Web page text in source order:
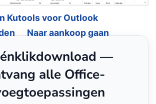
Kutools voor Outlook
Naar aankoop gaan
—
alle Office-